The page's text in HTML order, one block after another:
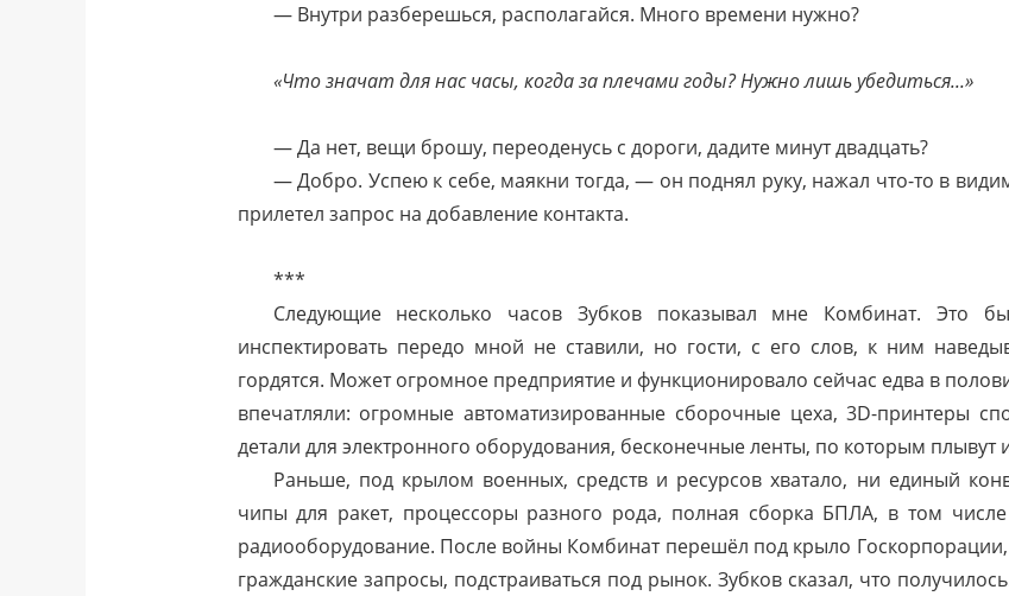
— Внутри разберешься, располагайся. Много времени нужно?
«Что значат для нас часы, когда за плечами годы? Нужно лишь убедиться...»
— Да нет, вещи брошу, переоденусь с дороги, дадите минут двадцать?
— Добро. Успею к себе, маякни тогда, — он поднял руку, нажал что-то в
прилетел запрос на добавление контакта.
***
Следующие несколько часов Зубков показывал мне Комбинат. Это
инспектировать передо мной не ставили, но гости, с его слов, к ним
гордятся. Может огромное предприятие и функционировало сейчас едва в
впечатляли: огромные автоматизированные сборочные цеха, 3D-принтеры
детали для электронного оборудования, бесконечные ленты, по которым плывут
Раньше, под крылом военных, средств и ресурсов хватало, ни единый
чипы для ракет, процессоры разного рода, полная сборка БПЛА, в том
радиооборудование. После войны Комбинат перешёл под крыло
гражданские запросы, подстраиваться под рынок. Зубков сказал, что